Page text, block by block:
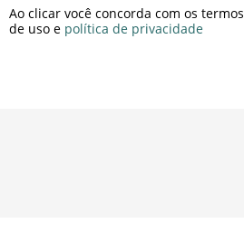
Ao clicar você concorda com os termos
de uso e política de privacidade